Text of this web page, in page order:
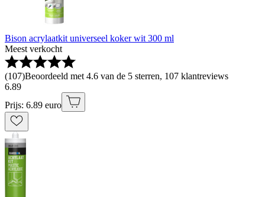
Bison acrylaatkit universeel koker wit 300 ml
Meest verkocht
(107)Beoordeeld met 4.6 van de 5 sterren, 107 klantreviews
6.89
Prijs: 6.89 euro